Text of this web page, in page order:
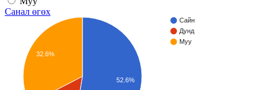
Санал өгөх
Сайн
Дунд
Муу
32.6%
52.6%